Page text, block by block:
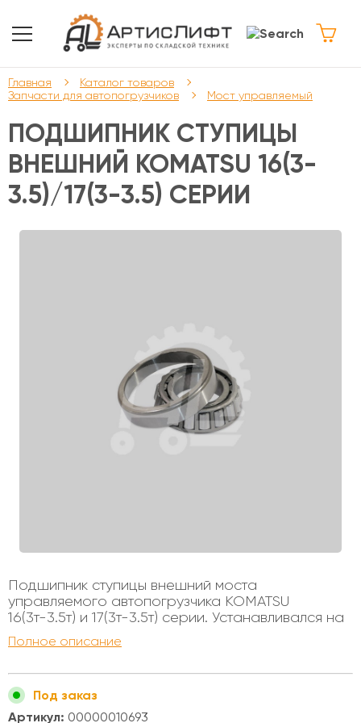
Главная
Каталог товаров
Запчасти для автопогрузчиков
Мост управляемый
ПОДШИПНИК СТУПИЦЫ
ВНЕШНИЙ KOMATSU 16(3-
3.5)/17(3-3.5) CЕРИИ
Подшипник ступицы внешний моста
управляемого автопогрузчика KOMATSU
16(3т-3.5т) и 17(3т-3.5т) серии. Устанавливался на
автопогрузчики с бензиновыми и дизельными
двигателями, грузоподъемностью от 3 до 3,5
Полное описание
Под заказ
Артикул: 00000010693